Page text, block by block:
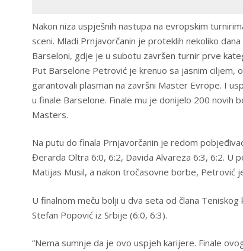
Nakon niza uspješnih nastupa na evropskim
sceni. Mladi Prnjavorčanin je proteklih nekoliko
Barseloni, gdje je u subotu završen turnir prve
Put Barselone Petrović je krenuo sa jasnim ciljem,
garantovali plasman na završni Master Evrope. I
u finale Barselone. Finale mu je donijelo 200 novih
Masters.
Na putu do finala Prnjavorčanin je redom
Đerarda Oltra 6:0, 6:2, Davida Alvareza 6:3, 6:2. U
Matijas Musil, a nakon tročasovne borbe, Petrović
U finalnom meču bolji u dva seta od člana Teniskog
Stefan Popović iz Srbije (6:0, 6:3).
“Nema sumnje da je ovo uspjeh karijere. Finale